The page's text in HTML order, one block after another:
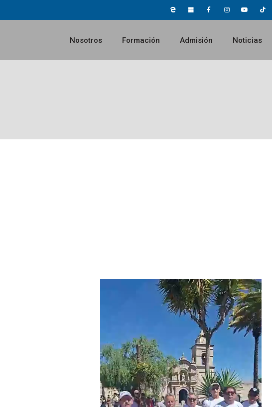
Nosotros Formación Admisión Noticias